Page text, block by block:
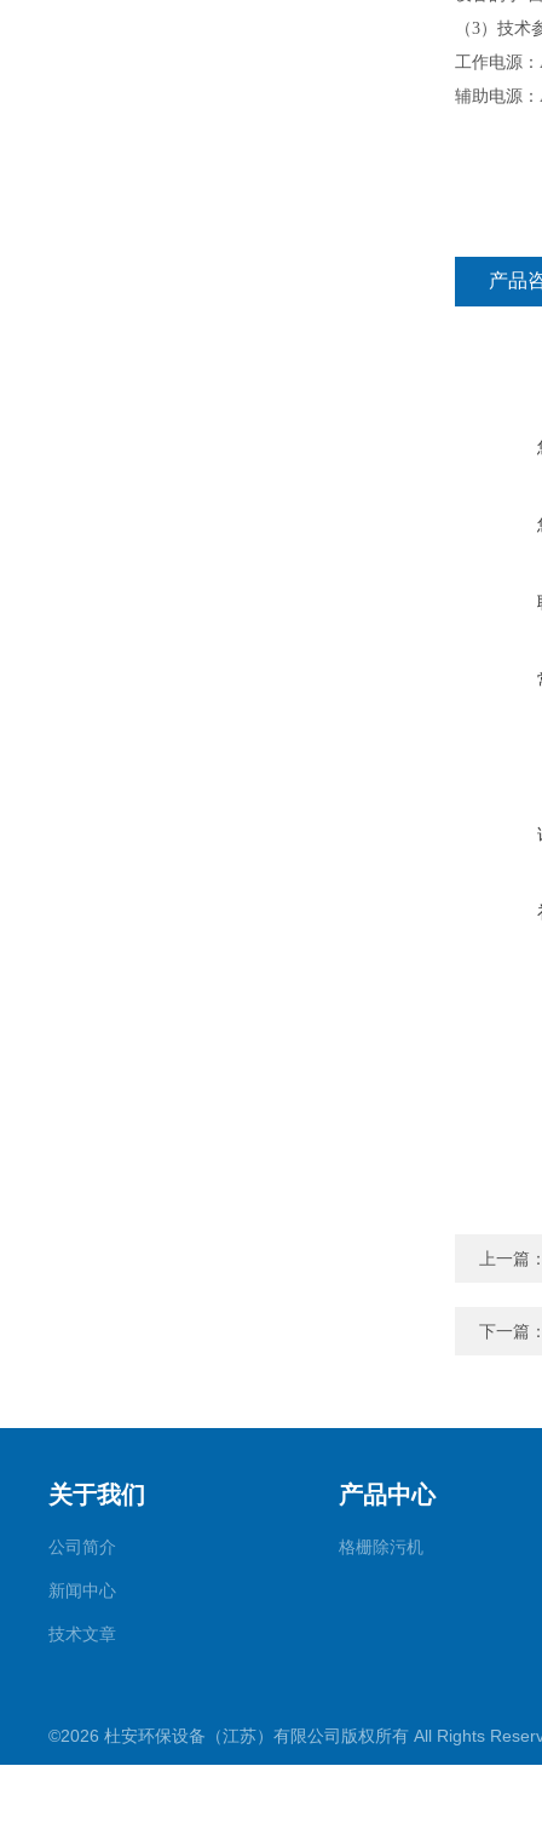
（3）技术
工作电源：
辅助电源：
产品
上一篇
下一篇
关于我们
公司简介
新闻中心
技术文章
产品中心
格栅除污机
©2026 杜安环保设备（江苏）有限公司版权所有 All Rights